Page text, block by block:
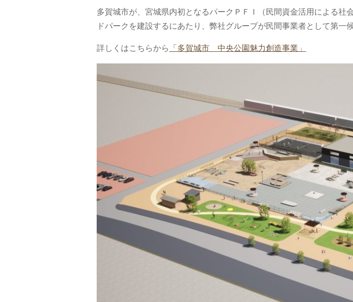
多賀城市が、宮城県内初となるパークＰＦＩ（民間資金活用による
ドパークを建設するにあたり、弊社グループが民間事業者として第一
詳しくはこちらから 「多賀城市 中央公園魅力創造事業」